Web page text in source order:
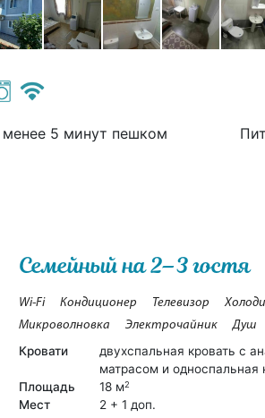
5 минут пешком
Семейный на 2–3 гостя
Wi-Fi Кондиционер Телевизор
Микроволновка
Электрочайник Душ
Кровати
двухспальная кровать с
матрасом и односпальная
Площадь
18 м2
Мест 2 + 1 доп.